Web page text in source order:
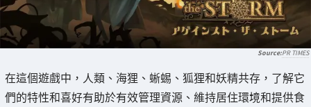
PR TIMES
在這個遊戲中，人類、海狸、蜥蜴、狐狸和妖精共存，了解它
們的特性和喜好有助於有效管理資源、維持居住環境和提供食